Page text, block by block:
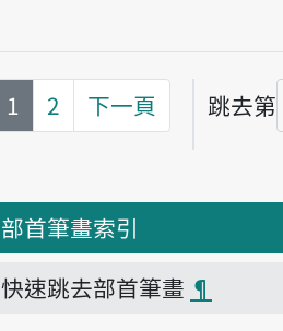
第
1 2 下一頁 跳去第
頁碼
部首筆畫索引
快速跳去部首筆畫 ¶